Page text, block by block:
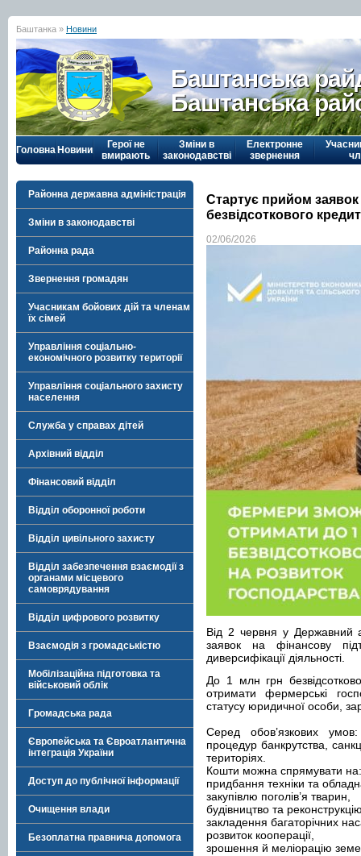
Баштанка » Новини
Баштанська
Баштанська
Головна Новини
Герої не
вмирають
Зміни в
законодавстві
Електронне
звернення
Районна державна адміністрація
Зміни в законодавстві
Районна рада
Звернення громадян
Учасникам бойових дій та членам
їх сімей
Управління соціально-
економічного розвитку території
Управління соціального захисту
населення
Служба у справах дітей
Архівний відділ
Фінансовий відділ
Відділ оборонної роботи
Відділ цивільного захисту
Відділ забезпечення взаємодії з
органами місцевого
самоврядування
Відділ цифрового розвитку
Взаємодія з громадськістю
Мобілізаційна підготовка та
військовий облік
Громадська рада
Європейська та Євроатлантична
інтеграція України
Доступ до публічної інформації
Очищення влади
Безоплатна правнича допомога
Стартує прийом
безвідсоткового
02/06/2026
Від 2 червня у Державний
заявок на фінансову
диверсифікації діяльності.
До 1 млн грн
отримати фермерські
статусу юридичної особи,
Серед обов’язкових умов:
процедур банкрутства,
територіях.
Кошти можна спрямувати на:
придбання техніки та
закупівлю поголів’я тварин,
будівництво та
закладення багаторічних
розвиток кооперації,
зрошення й меліорацію